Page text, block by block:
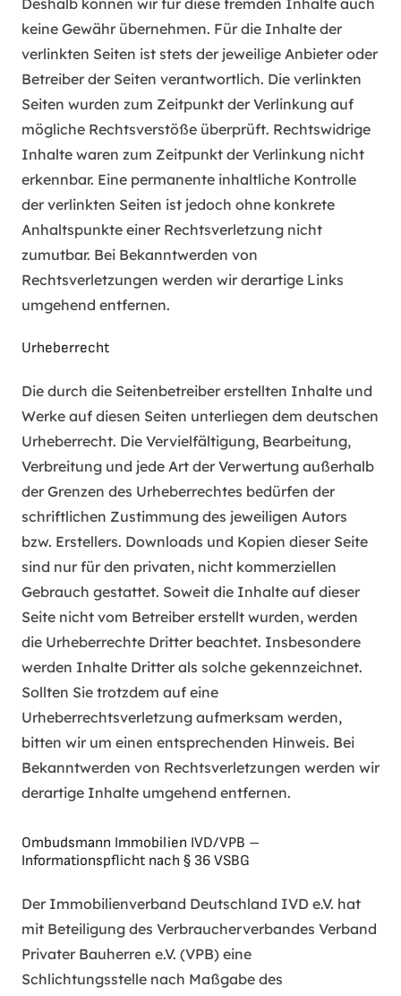
Deshalb können wir für diese fremden Inhalte auch
keine Gewähr übernehmen. Für die Inhalte der
verlinkten Seiten ist stets der jeweilige Anbieter oder
Betreiber der Seiten verantwortlich. Die verlinkten
Seiten wurden zum Zeitpunkt der Verlinkung auf
mögliche Rechtsverstöße überprüft. Rechtswidrige
Inhalte waren zum Zeitpunkt der Verlinkung nicht
erkennbar. Eine permanente inhaltliche Kontrolle
der verlinkten Seiten ist jedoch ohne konkrete
Anhaltspunkte einer Rechtsverletzung nicht
zumutbar. Bei Bekanntwerden von
Rechtsverletzungen werden wir derartige Links
umgehend entfernen.
Urheberrecht
Die durch die Seitenbetreiber erstellten Inhalte und
Werke auf diesen Seiten unterliegen dem deutschen
Urheberrecht. Die Vervielfältigung, Bearbeitung,
Verbreitung und jede Art der Verwertung außerhalb
der Grenzen des Urheberrechtes bedürfen der
schriftlichen Zustimmung des jeweiligen Autors
bzw. Erstellers. Downloads und Kopien dieser Seite
sind nur für den privaten, nicht kommerziellen
Gebrauch gestattet. Soweit die Inhalte auf dieser
Seite nicht vom Betreiber erstellt wurden, werden
die Urheberrechte Dritter beachtet. Insbesondere
werden Inhalte Dritter als solche gekennzeichnet.
Sollten Sie trotzdem auf eine
Urheberrechtsverletzung aufmerksam werden,
bitten wir um einen entsprechenden Hinweis. Bei
Bekanntwerden von Rechtsverletzungen werden wir
derartige Inhalte umgehend entfernen.
Ombudsmann Immobilien IVD/VPB –
Informationspflicht nach § 36 VSBG
Der Immobilienverband Deutschland IVD e.V. hat
mit Beteiligung des Verbraucherverbandes Verband
Privater Bauherren e.V. (VPB) eine
Schlichtungsstelle nach Maßgabe des